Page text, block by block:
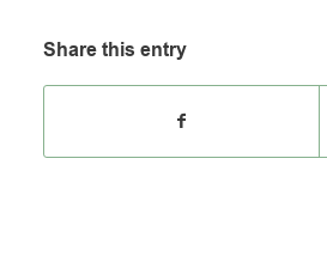
Share this entry